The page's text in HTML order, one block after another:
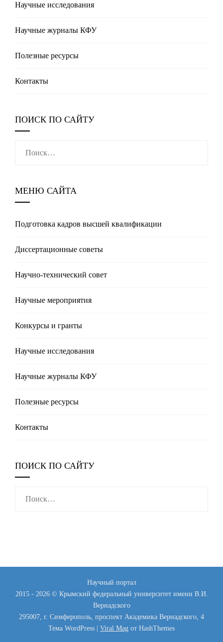
Научные исследования
Научные журналы КФУ
Полезные реcурсы
Контакты
ПОИСК ПО САЙТУ
МЕНЮ САЙТА
Подготовка кадров высшей квалификации
Диссертационные советы
Научно-технический совет
Научные мероприятия
Конкурсы и гранты
Научные исследования
Научные журналы КФУ
Полезные реcурсы
Контакты
ПОИСК ПО САЙТУ
Научный портал
2015 - 2026 © Крымский федеральный университет имени В.И.
Вернадского
295007, г. Симферополь, проспект Академика Вернадского, 4
Тема WordPress | Viral Mag от HashThemes